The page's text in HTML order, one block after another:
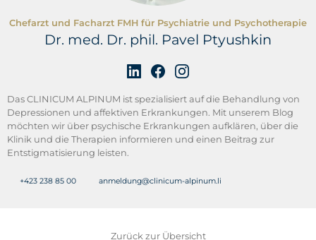
Chefarzt und Facharzt FMH für Psychiatrie und Psychotherapie
Dr. med. Dr. phil. Pavel Ptyushkin
Das CLINICUM ALPINUM ist spezialisiert auf die Behandlung von
Depressionen und affektiven Erkrankungen. Mit unserem Blog
möchten wir über psychische Erkrankungen aufklären, über die
Klinik und die Therapien informieren und einen Beitrag zur
Entstigmatisierung leisten.
+423 238 85 00 anmeldung@clinicum-alpinum.li
Zurück zur Übersicht